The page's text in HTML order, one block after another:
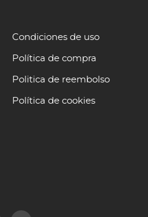
Condiciones de uso
Política de compra
Politica de reembolso
Política de cookies